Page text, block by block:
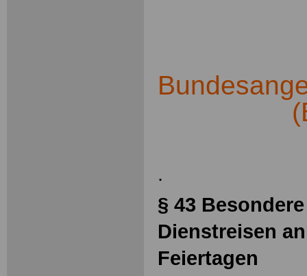
.
§ 43
Dienstreisen
Feiertagen